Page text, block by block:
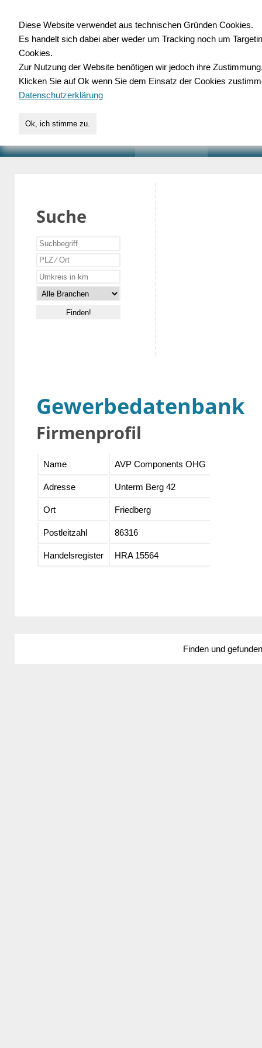
für Handwerk,
Suche
Gewerbedatenbank
Firmenprofil
Name AVP Components OHG
Adresse Unterm Berg 42
Ort Friedberg
Postleitzahl 86316
Handelsregister HRA 15564
Finden und
Diese Website verwendet aus technischen Gründen Cookies.
Es handelt sich dabei aber weder um Tracking noch um
Cookies.
Zur Nutzung der Website benötigen wir jedoch ihre
Klicken Sie auf Ok wenn Sie dem Einsatz der Cookies
Datenschutzerklärung
Ok, ich stimme zu.